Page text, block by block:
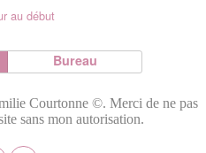
au début
Bureau
Courtonne ©. Merci de ne pas
sans mon autorisation.